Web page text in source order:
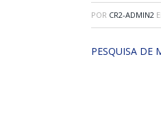
POR CR2-ADMIN2
PESQUISA DE